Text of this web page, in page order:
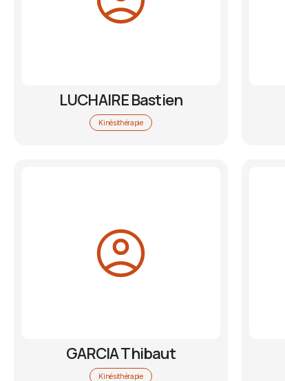
LUCHAIRE Bastien
Kinésithérapie
GARCIA Thibaut
Kinésithérapie